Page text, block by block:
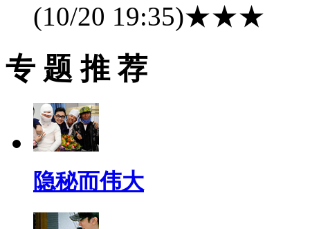
(10/20 19:35)★★★
专 题 推 荐
隐秘而伟大